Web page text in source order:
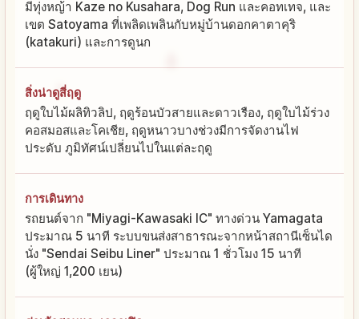
มีทุ่งหญ้า Kaze no Kusahara, Dog Run และคอทเทจ, และ
เขต Satoyama ที่เพลิดเพลินกับหมู่บ้านดอกคาตาคุริ
(katakuri) และการดูนก
สิ่งน่าดูสี่ฤดู
ฤดูใบไม้ผลิทิวลิป, ฤดูร้อนบัวสายและดาวเรือง, ฤดูใบไม้ร่วง
คอสมอสและโคเชีย, ฤดูหนาวบางช่วงมีการจัดงานไฟ
ประดับ ภูมิทัศน์เปลี่ยนไปในแต่ละฤดู
การเดินทาง
รถยนต์จาก "Miyagi-Kawasaki IC" ทางด่วน Yamagata
ประมาณ 5 นาที ระบบขนส่งสาธารณะจากหน้าสถานีเซ็นได
นั่ง "Sendai Seibu Liner" ประมาณ 1 ชั่วโมง 15 นาที
(ผู้ใหญ่ 1,200 เยน)